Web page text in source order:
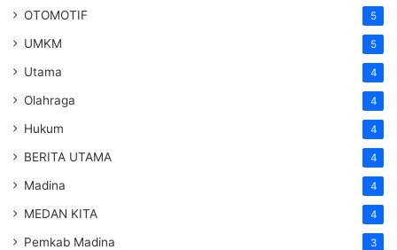
OTOMOTIF 5
UMKM 5
Utama 4
Olahraga 4
Hukum 4
BERITA UTAMA 4
Madina 4
MEDAN KITA 4
Pemkab Madina 3